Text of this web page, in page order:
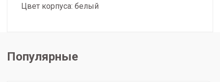
Цвет корпуса: белый
Популярные